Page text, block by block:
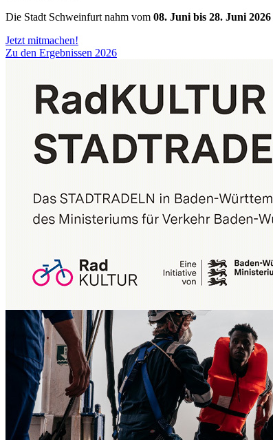
Die Stadt Schweinfurt nahm vom 08. Juni bis 28. Juni 2026
Jetzt mitmachen!
Zu den Ergebnissen 2026